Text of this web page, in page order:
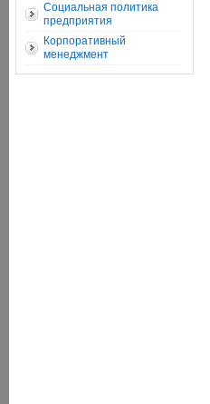
Социальная политика
предприятия
Корпоративный
менеджмент